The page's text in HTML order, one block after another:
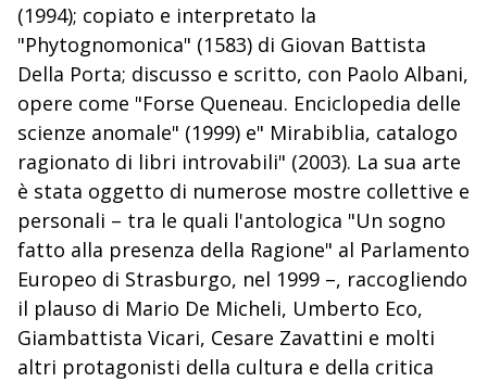
(1994); copiato e interpretato la
"Phytognomonica" (1583) di Giovan Battista
Della Porta; discusso e scritto, con Paolo Albani,
opere come "Forse Queneau. Enciclopedia delle
scienze anomale" (1999) e" Mirabiblia, catalogo
ragionato di libri introvabili" (2003). La sua arte
è stata oggetto di numerose mostre collettive e
personali – tra le quali l'antologica "Un sogno
fatto alla presenza della Ragione" al Parlamento
Europeo di Strasburgo, nel 1999 –, raccogliendo
il plauso di Mario De Micheli, Umberto Eco,
Giambattista Vicari, Cesare Zavattini e molti
altri protagonisti della cultura e della critica